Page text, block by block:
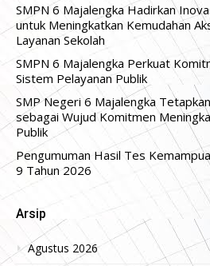
SMPN 6 Majalengka Hadirkan
untuk Meningkatkan Kemudahan
Layanan Sekolah
SMPN 6 Majalengka Perkuat
Sistem Pelayanan Publik
SMP Negeri 6 Majalengka
sebagai Wujud Komitmen
Publik
Pengumuman Hasil Tes
9 Tahun 2026
Arsip
Agustus 2026